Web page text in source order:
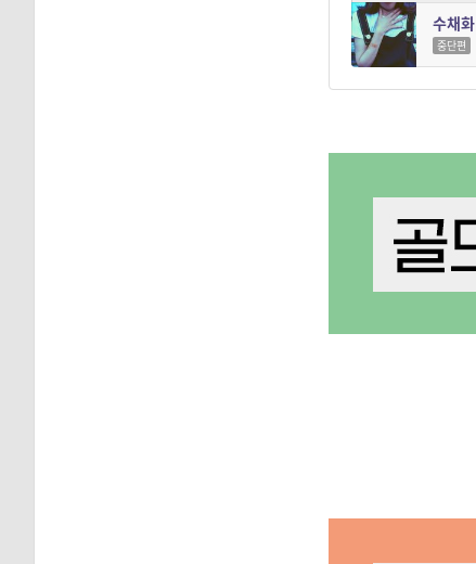
수채화
중단편